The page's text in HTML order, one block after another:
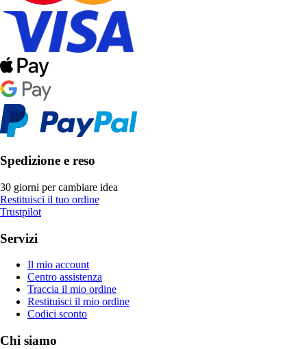
Spedizione e reso
30 giorni per cambiare idea
Restituisci il tuo ordine
Trustpilot
Servizi
Il mio account
Centro assistenza
Traccia il mio ordine
Restituisci il mio ordine
Codici sconto
Chi siamo